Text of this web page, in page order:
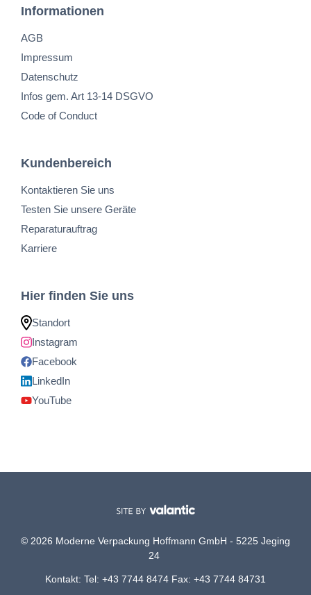
Informationen
AGB
Impressum
Datenschutz
Infos gem. Art 13-14 DSGVO
Code of Conduct
Kundenbereich
Kontaktieren Sie uns
Testen Sie unsere Geräte
Reparaturauftrag
Karriere
Hier finden Sie uns
Standort
Instagram
Facebook
LinkedIn
YouTube
© 2026 Moderne Verpackung Hoffmann GmbH - 5225 Jeging
24
Kontakt: Tel: +43 7744 8474 Fax: +43 7744 84731